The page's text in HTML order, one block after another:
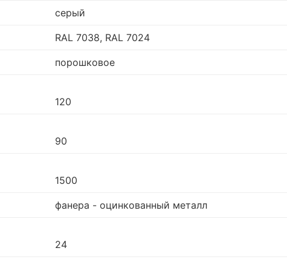
серый
RAL 7038, RAL 7024
порошковое
120
90
1500
фанера - оцинкованный металл
24